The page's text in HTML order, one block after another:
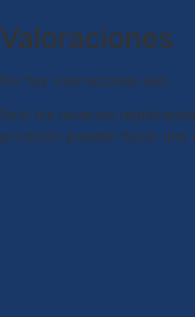
Valoraciones
No hay valoraciones aún.
Solo los usuarios
producto pueden hacer una